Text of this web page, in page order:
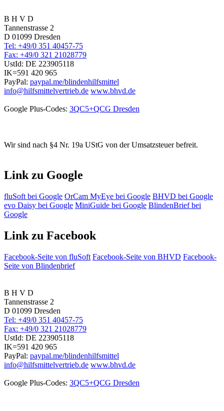
B H V D
Tannenstrasse 2
D 01099 Dresden
Tel: +49/0 351 40457-75
Fax: +49/0 321 21028779
UstId: DE 223905118
IK=591 420 965
PayPal: paypal.me/blindenhilfsmittel
info@hilfsmittelvertrieb.de www.bhvd.de
Google Plus-Codes: 3QC5+QCG Dresden
Wir sind nach §4 Nr. 19a UStG von der Umsatzsteuer befreit.
Link zu Google
fluSoft bei Google OrCam MyEye bei Google BHVD bei Google
evo Daisy bei Google MiniGuide bei Google BlindenBrief bei
Google
Link zu Facebook
Facebook-Seite von fluSoft Facebook-Seite von BHVD Facebook-
Seite von Blindenbrief
B H V D
Tannenstrasse 2
D 01099 Dresden
Tel: +49/0 351 40457-75
Fax: +49/0 321 21028779
UstId: DE 223905118
IK=591 420 965
PayPal: paypal.me/blindenhilfsmittel
info@hilfsmittelvertrieb.de www.bhvd.de
Google Plus-Codes: 3QC5+QCG Dresden